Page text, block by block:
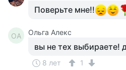
Поверьте мне!!
ОА Ольга Алекс
вы не тех выбираете!
8 лет
1